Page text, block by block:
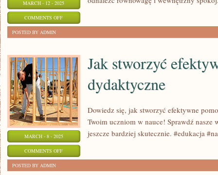
MARCH - 12 - 2025
COMMENTS OFFON
ŚWIATA
MEDYTACJI:
SZTUKA
ODNALEZIENIA
SPOKOJU
POSTED BY ADMIN
MARCH - 8 - 2025
COMMENTS OFFON
Jak stworzyć
dydaktyczne
Dowiedz się, jak stworzyć efektywne
Twoim uczniom w nauce! Sprawdź
jeszcze bardziej skutecznie. #edukacja
POSTED BY ADMIN